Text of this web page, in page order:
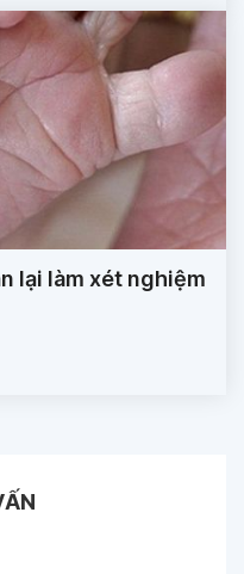
lại làm xét nghiệm